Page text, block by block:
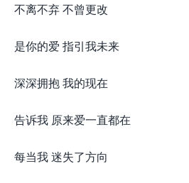
不离不弃 不曾更改
是你的爱 指引我未来
深深拥抱 我的现在
告诉我 原来爱一直都在
每当我 迷失了方向